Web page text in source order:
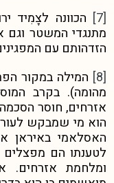
[7]
הכוונה לצָמִיד
מתנגדי המשטר וגם
הזדהותם עם
[8]
המילה במקור
מהומה). בקרב
אזרחים, חוסר הסכמה
הוא מי שמבקש
האסלאמי באיראן
לטענתו הם מפצלים
ומלחמת אזרחים.